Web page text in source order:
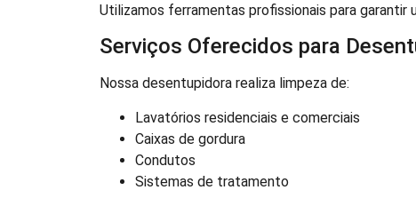
Utilizamos ferramentas profissionais para garantir
Serviços Oferecidos para
Nossa desentupidora realiza limpeza de:
Lavatórios residenciais e comerciais
Caixas de gordura
Condutos
Sistemas de tratamento